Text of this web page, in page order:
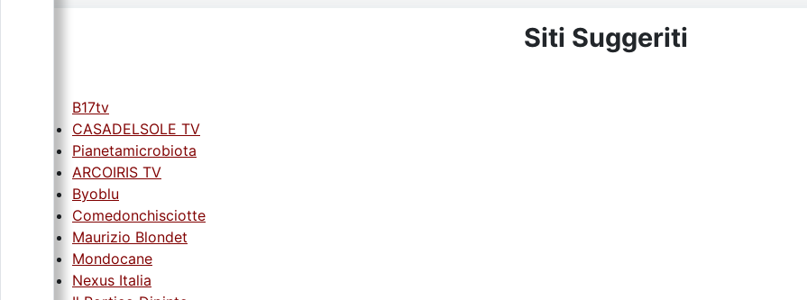
Siti Suggeriti
B17tv
CASADELSOLE TV
Pianetamicrobiota
ARCOIRIS TV
Byoblu
Comedonchisciotte
Maurizio Blondet
Mondocane
Nexus Italia